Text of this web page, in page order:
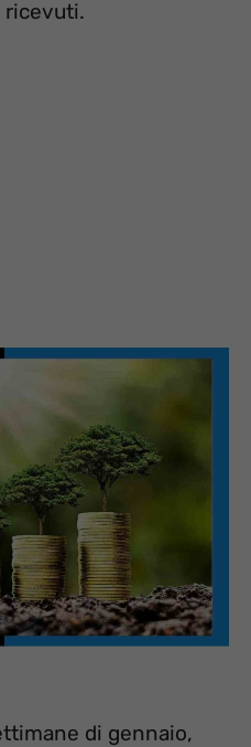
di gennaio,